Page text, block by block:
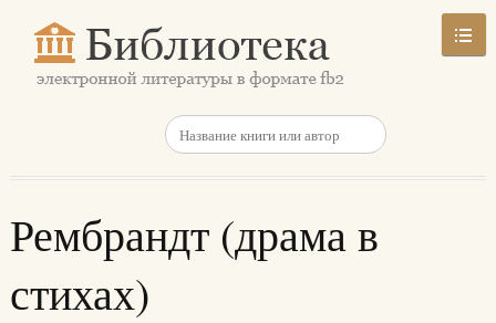
Рембрандт (драма в
стихах)